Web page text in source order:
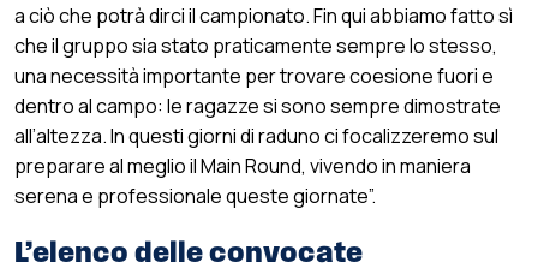
a ciò che potrà dirci il campionato. Fin qui abbiamo fatto sì
che il gruppo sia stato praticamente sempre lo stesso,
una necessità importante per trovare coesione fuori e
dentro al campo: le ragazze si sono sempre dimostrate
all’altezza. In questi giorni di raduno ci focalizzeremo sul
preparare al meglio il Main Round, vivendo in maniera
serena e professionale queste giornate”.
L’elenco delle convocate